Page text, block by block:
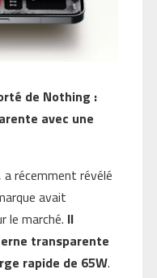
de Nothing :
avec une
récemment révélé
avait
le marché. Il
transparente
rapide de 65W.